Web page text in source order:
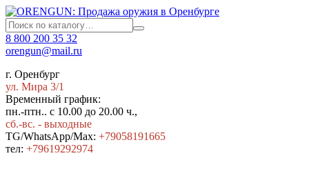
8 800 200 35 32
orengun@mail.ru
г. Оренбург
ул. Мира 3/1
Временный график:
пн.-птн.. с 10.00 до 20.00 ч.,
сб.-вс. - выходные
TG/WhatsApp/Max: +79058191665
тел: +79619292974